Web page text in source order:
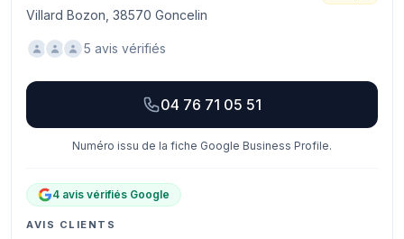
Villard Bozon, 38570 Goncelin
5 avis vérifiés
04 76 71 05 51
Numéro issu de la fiche Google Business Profile.
4 avis vérifiés Google
AVIS CLIENTS